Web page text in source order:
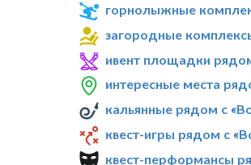
горнолыжные
загородные
ивент площадки
интересные места
кальянные рядом с
квест-игры рядом с
квест-перформансы